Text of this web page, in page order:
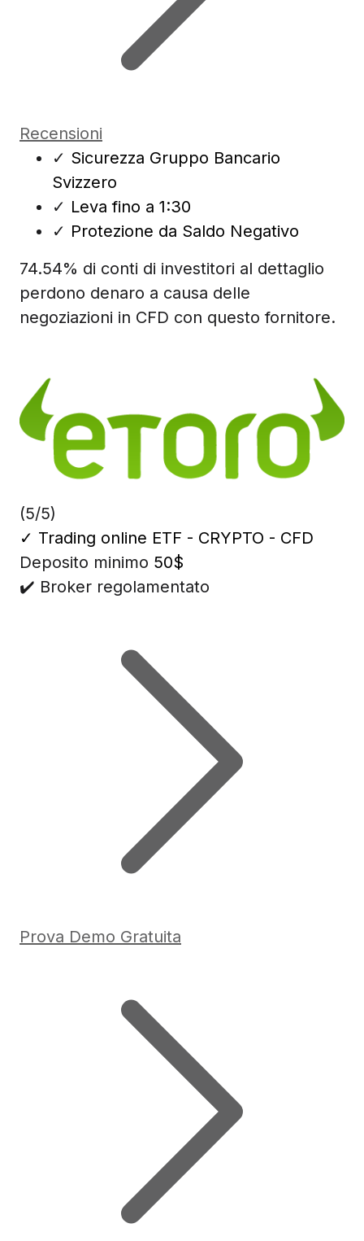
Recensioni
✓ Sicurezza Gruppo Bancario
Svizzero
✓ Leva fino a 1:30
✓ Protezione da Saldo Negativo
74.54% di conti di investitori al dettaglio
perdono denaro a causa delle
negoziazioni in CFD con questo fornitore.
(5/5)
✓ Trading online ETF - CRYPTO - CFD
Deposito minimo 50$
✔️ Broker regolamentato
Prova Demo Gratuita